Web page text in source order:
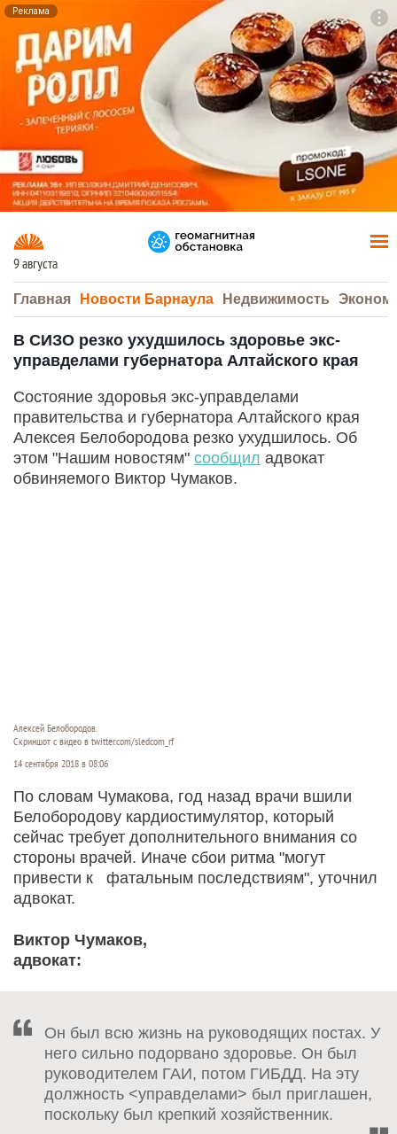
Реклама
9 августа
Главная Новости Барнаула Недвижимость
В СИЗО резко ухудшилось здоровье экс-
управделами губернатора Алтайского края
Состояние здоровья экс-управделами
правительства и губернатора Алтайского края
Алексея Белобородова резко ухудшилось. Об
этом "Нашим новостям" сообщил адвокат
обвиняемого Виктор Чумаков.
Алексей Белобородов.
Скриншот с видео в twitter.com/sledcom_rf
14 сентября 2018 в 08:06
По словам Чумакова, год назад врачи вшили
Белобородову кардиостимулятор, который
сейчас требует дополнительного внимания со
стороны врачей. Иначе сбои ритма "могут
привести к фатальным последствиям", уточнил
адвокат.
Виктор Чумаков,
адвокат:
Он был всю жизнь на руководящих постах. У
него сильно подорвано здоровье. Он был
руководителем ГАИ, потом ГИБДД. На эту
должность <управделами> был приглашен,
поскольку был крепкий хозяйственник.